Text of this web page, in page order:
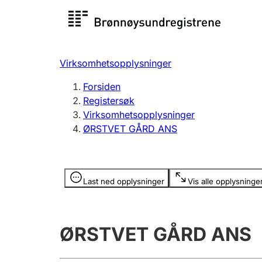
Registersøk
Registrere, endre, slette
Virksomhetsopplysninger
Forsiden
Registersøk
Virksomhetsopplysninger
ØRSTVET GÅRD ANS
Last ned opplysninger Vis alle
Opplysninger er skjult
ØRSTVET GÅRD ANS